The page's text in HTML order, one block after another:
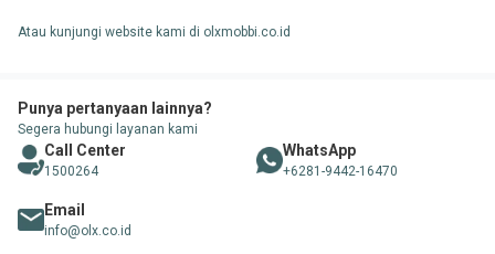
Atau kunjungi website kami di olxmobbi.co.id
Punya pertanyaan lainnya?
Segera hubungi layanan kami
Call Center
1500264
WhatsApp
+6281-9442-16470
Email
info@olx.co.id